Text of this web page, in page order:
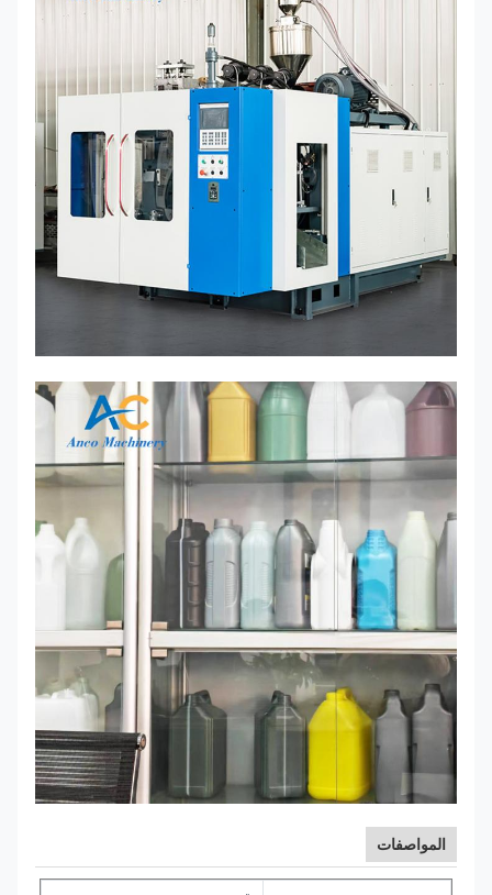
المواصفات